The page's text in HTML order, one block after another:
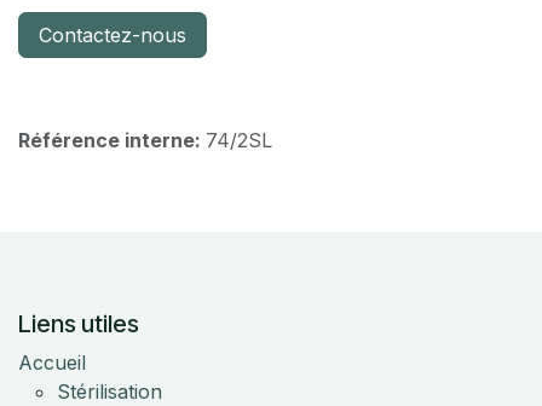
Contactez-nous
Référence interne: 74/2SL
Liens utiles
Accueil
Stérilisation